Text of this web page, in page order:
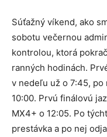
Súťažný víkend, ako
sobotu večernou
kontrolou, ktorá
ranných hodinách.
v nedeľu už o 7:45,
10:00. Prvú finálovú
MX4+ o 12:05. Po
prestávka a po nej